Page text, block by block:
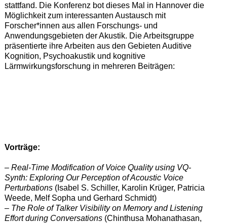
stattfand. Die Konferenz bot dieses Mal in Hannover die
Möglichkeit zum interessanten Austausch mit
Forscher*innen aus allen Forschungs- und
Anwendungsgebieten der Akustik. Die Arbeitsgruppe
präsentierte ihre Arbeiten aus den Gebieten Auditive
Kognition, Psychoakustik und kognitive
Lärmwirkungsforschung in mehreren Beiträgen:
Vorträge:
– Real-Time Modification of Voice Quality using VQ-
Synth: Exploring Our Perception of Acoustic Voice
Perturbations(Isabel S. Schiller, Karolin Krüger, Patricia
Weede, Melf Sopha und Gerhard Schmidt)
– The Role of Talker Visibility on Memory and Listening
Effort during Conversations(Chinthusa Mohanathasan,